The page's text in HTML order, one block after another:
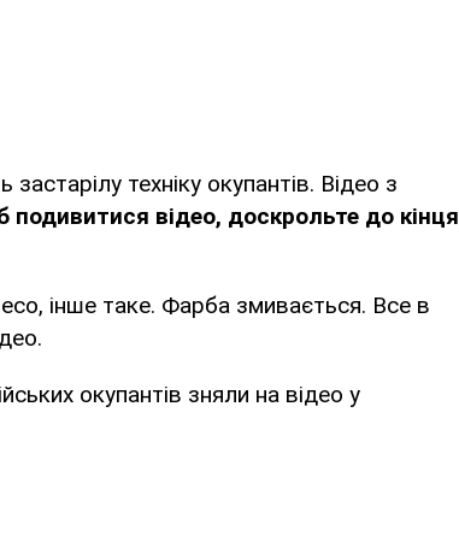
техніку окупантів. Відео з
подивитися відео, доскрольте до кінця
інше таке. Фарба змивається. Все в
окупантів зняли на відео у